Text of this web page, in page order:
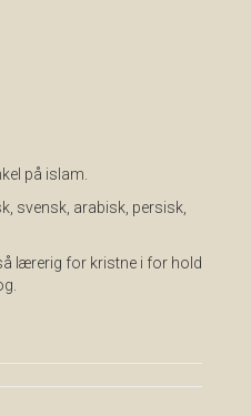
på islam.
svensk, arabisk, persisk,
lærerig for kristne i for hold